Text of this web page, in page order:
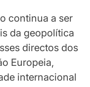
continua a ser
da geopolítica
directos dos
Europeia,
internacional